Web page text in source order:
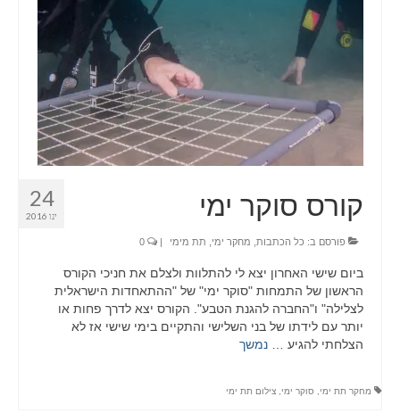
LIGHTBOX
CART
PORTFOLIO
BLOG
24
ינו 2016 קורס סוקר ימי
פורסם ב: כל הכתבות מחקר ימי תת מימי |
ביום שישי האחרון יצא לי להתלוות ולצלם את חניכי הקורס
הראשון של התמחות "סוקר ימי" של "ההתאחדות הישראלית
לצלילה" ו"החברה להגנת הטבע". הקורס יצא לדרך פחות או
יותר עם לידתו של בני השלישי והתקיים בימי שישי אז לא
הצלחתי להגיע … נמשך
מחקר תת ימי סוקר ימי צילום תת ימי